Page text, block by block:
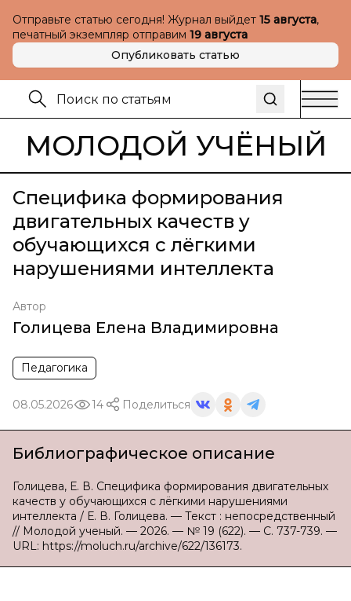
Отправьте статью сегодня! Журнал выйдет 15 августа,
печатный экземпляр отправим 19 августа
Опубликовать статью
МОЛОДОЙ УЧЁНЫЙ
Специфика формирования
двигательных качеств у
обучающихся с лёгкими
нарушениями интеллекта
Автор
Голицева Елена Владимировна
Педагогика
08.05.2026 14 Поделиться
Библиографическое описание
Голицева, Е. В. Специфика формирования двигательных
качеств у обучающихся с лёгкими нарушениями
интеллекта / Е. В. Голицева. — Текст : непосредственный
// Молодой ученый. — 2026. — № 19 (622). — С. 737-739. —
URL: https://moluch.ru/archive/622/136173.